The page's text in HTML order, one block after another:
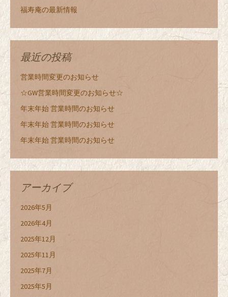
福寿庵の最新情報
最近の投稿
営業時間変更のお知らせ
☆GW営業時間変更のお知らせ☆
年末年始 営業時間のお知らせ
年末年始 営業時間のお知らせ
年末年始 営業時間のお知らせ
アーカイブ
2026年5月
2026年4月
2025年12月
2025年11月
2025年7月
2025年5月